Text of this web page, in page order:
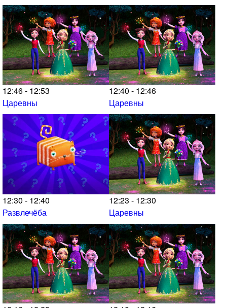
12:46 - 12:53
Царевны
12:40 - 12:46
Царевны
12:30 - 12:40
Развлечёба
12:23 - 12:30
Царевны